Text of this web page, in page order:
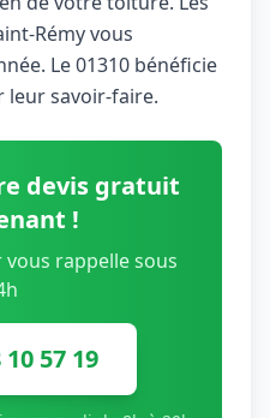
Rémy vous
Le 01310 bénéficie
leur savoir-faire.
devis gratuit
!
rappelle sous
10 57 19